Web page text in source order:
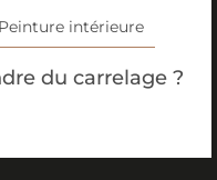
Peinture intérieure
du carrelage ?